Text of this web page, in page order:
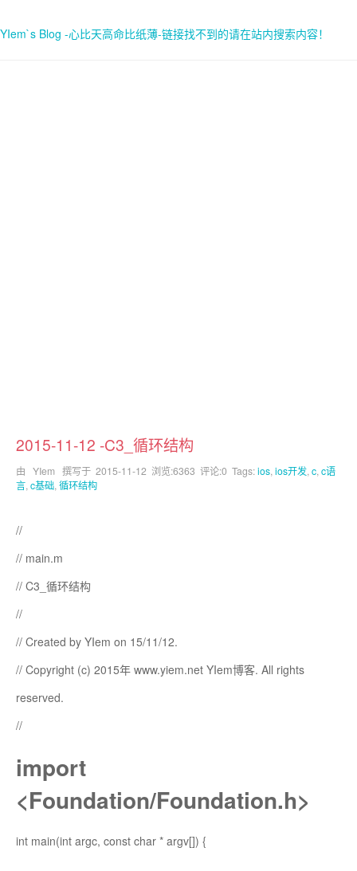
YIem`s Blog -心比天高命比纸薄-链接找不到的请在站内搜索内容！
2015-11-12 -C3_循环结构
由 YIem 撰写于 2015-11-12 浏览:6363 评论:0 Tags:ios, ios开发, c, c语
言, c基础, 循环结构
//
// main.m
// C3_循环结构
//
// Created by YIem on 15/11/12.
// Copyright (c) 2015年 www.yiem.net YIem博客. All rights
reserved.
//
import
<Foundation/Foundation.h>
int main(int argc, const char * argv[]) {